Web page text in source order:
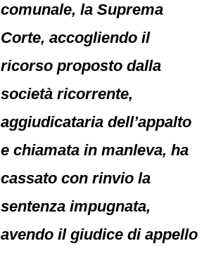
comunale, la Suprema
Corte, accogliendo il
ricorso proposto dalla
società ricorrente,
aggiudicataria dell’appalto
e chiamata in manleva, ha
cassato con rinvio la
sentenza impugnata,
avendo il giudice di appello